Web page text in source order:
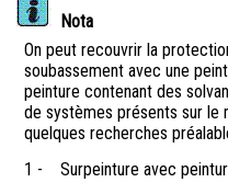
Nota
On peut recouvrir la
soubassement avec une
peinture contenant des
de systèmes présents sur
quelques recherches
1 -
Surpeinture avec